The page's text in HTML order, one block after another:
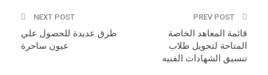
قائمة المعاهد الخاصة
المتاحة لتحويل طلاب
تنسيق الشهادات الفنيه
NEXT POST
طرق عديدة للحصول علي
عيون ساحرة